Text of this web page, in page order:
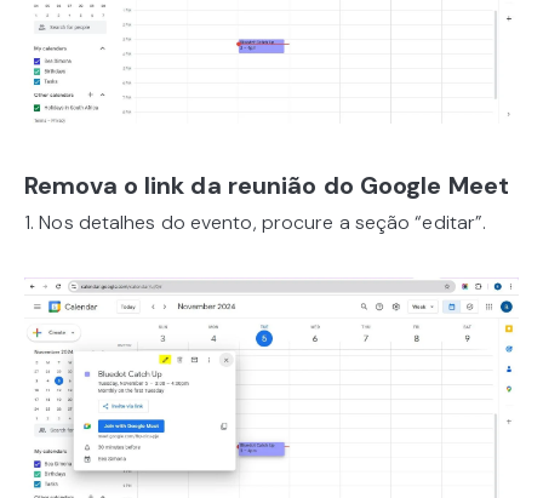
Remova o link da reunião do Google Meet
1. Nos detalhes do evento, procure a seção “editar”.